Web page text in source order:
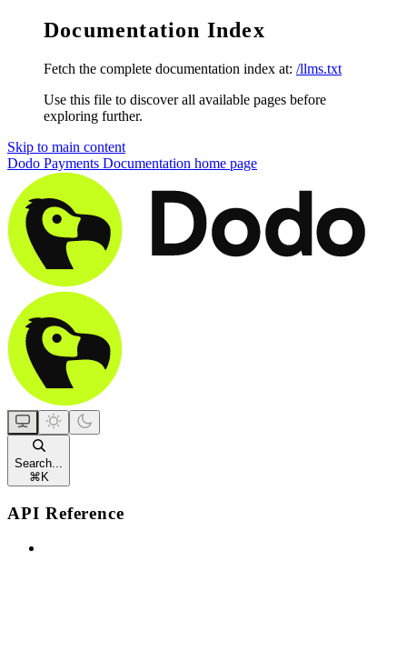
Documentation Index
Fetch the complete documentation index at: /llms.txt
Use this file to discover all available pages before
exploring further.
Skip to main content
Dodo Payments Documentation home page
Search...
⌘ K
API Reference